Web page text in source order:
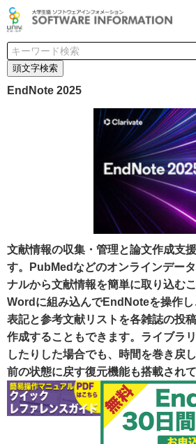
頭文字検索
EndNote 2025
文献情報の収集・管理と論文作成支
す。PubMedなどのオンラインデー
ナルから文献情報を簡単に取り込む
Wordに組み込んでEndNoteを操作し
表記と参考文献リストを各雑誌の投
作成することもできます。ライブラ
したりした場合でも、時間を巻き戻
前の状態に戻す復元機能も搭載されて